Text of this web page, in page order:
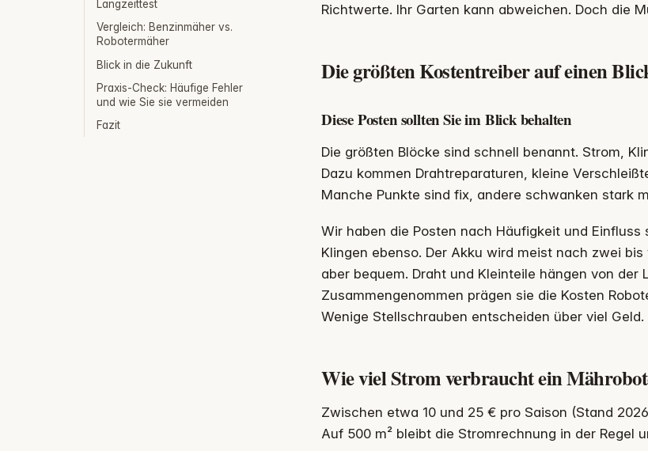
Langzeittest
Vergleich: Benzinmäher vs.
Robotermäher
Blick in die Zukunft
Praxis-Check: Häufige Fehler
und wie Sie sie vermeiden
Fazit
Richtwerte. Ihr Garten kann abweichen. Doch die
Die größten Kostentreiber auf einen
Diese Posten sollten Sie im Blick behalten
Die größten Blöcke sind schnell benannt. Strom,
Dazu kommen Drahtreparaturen, kleine
Manche Punkte sind fix, andere schwanken stark
Wir haben die Posten nach Häufigkeit und
Klingen ebenso. Der Akku wird meist nach zwei
aber bequem. Draht und Kleinteile hängen von der
Zusammengenommen prägen sie die Kosten
Wenige Stellschrauben entscheiden über viel Geld.
Wie viel Strom verbraucht ein
Zwischen etwa 10 und 25 € pro Saison (Stand
Auf 500 m² bleibt die Stromrechnung in der Regel